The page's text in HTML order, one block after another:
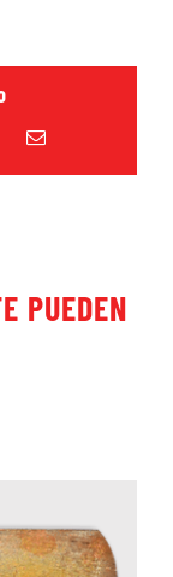
PUEDEN